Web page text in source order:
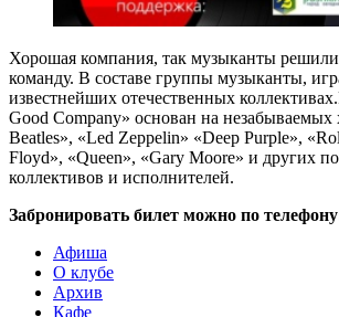
Хорошая компания, так музыканты решили
команду. В составе группы музыканты,
известнейших отечественных
Good Company» основан на незабываемых
Beatles», «Led Zeppelin» «Deep Purple»,
Floyd», «Queen», «Gary Moore» и других
коллективов и исполнителей.
Забронировать билет можно по
Афиша
О клубе
Архив
Кафе